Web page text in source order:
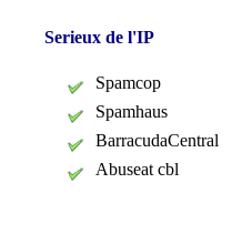
Serieux de l'IP
Spamcop
Spamhaus
BarracudaCentral
Abuseat cbl